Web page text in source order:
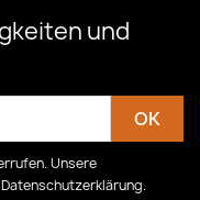
und
Unsere